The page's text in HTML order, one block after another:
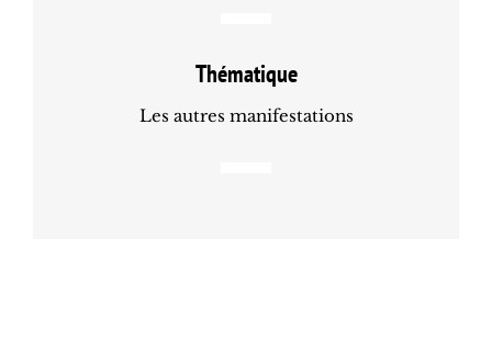
Thématique
Les autres manifestations